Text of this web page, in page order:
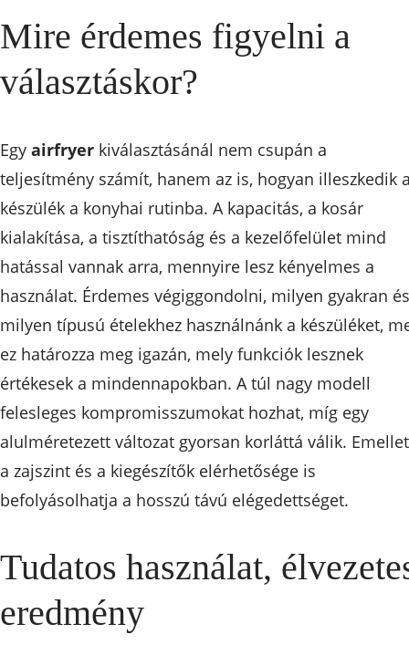
Mire érdemes figyelni a
választáskor?
Egy airfryer kiválasztásánál nem csupán a
teljesítmény számít, hanem az is, hogyan illeszkedik
készülék a konyhai rutinba. A kapacitás, a kosár
kialakítása, a tisztíthatóság és a kezelőfelület mind
hatással vannak arra, mennyire lesz kényelmes a
használat. Érdemes végiggondolni, milyen gyakran és
milyen típusú ételekhez használnánk a készüléket,
ez határozza meg igazán, mely funkciók lesznek
értékesek a mindennapokban. A túl nagy modell
felesleges kompromisszumokat hozhat, míg egy
alulméretezett változat gyorsan korláttá válik.
a zajszint és a kiegészítők elérhetősége is
befolyásolhatja a hosszú távú elégedettséget.
Tudatos használat,
eredmény